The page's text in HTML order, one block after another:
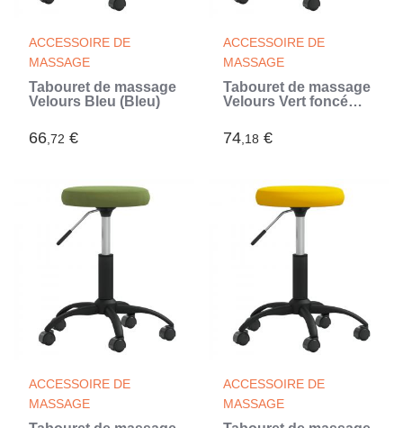
ACCESSOIRE DE
MASSAGE
Tabouret de massage
Velours Bleu (Bleu)
66,72 €
ACCESSOIRE DE
MASSAGE
Tabouret de massage
Velours Vert foncé
74,18 €
ACCESSOIRE DE
MASSAGE
ACCESSOIRE DE
MASSAGE